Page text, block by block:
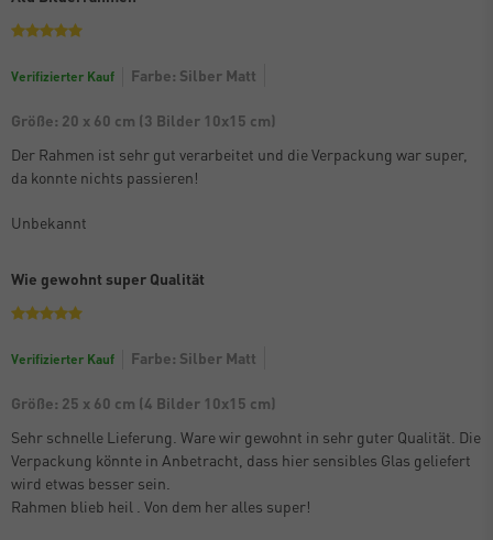
Verifizierter Kauf Farbe: Silber Matt
Größe: 20 x 60 cm (3 Bilder 10x15 cm)
Der Rahmen ist sehr gut verarbeitet und die Verpackung war super,
da konnte nichts passieren!
Unbekannt
Wie gewohnt super Qualität
Verifizierter Kauf Farbe: Silber Matt
Größe: 25 x 60 cm (4 Bilder 10x15 cm)
Sehr schnelle Lieferung. Ware wir gewohnt in sehr guter Qualität. Die
Verpackung könnte in Anbetracht, dass hier sensibles Glas geliefert
wird etwas besser sein.
Rahmen blieb heil . Von dem her alles super!